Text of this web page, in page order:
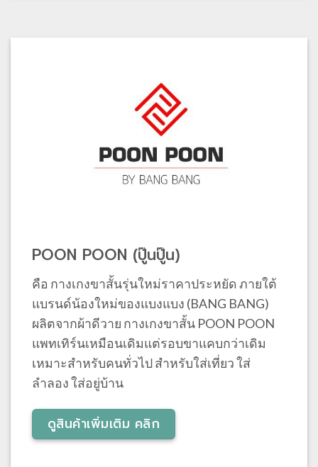
POON POON (ปู๊นปู๊น)
คือ กางเกงขาสั้นรุ่นใหม่ราคาประหยัด ภายใต้
แบรนด์น้องใหม่ของแบงแบง (BANG BANG)
ผลิตจากผ้าดีวาย กางเกงขาสั้น POON POON
แพทเทิร์นเหมือนเดิมแต่รอบขาแคบกว่าเดิม
เหมาะสำหรับคนทั่วไป สำหรับใส่เที่ยว ใส่
ลำลอง ใส่อยู่บ้าน
ดูสินค้าเพิ่มเติม คลิก